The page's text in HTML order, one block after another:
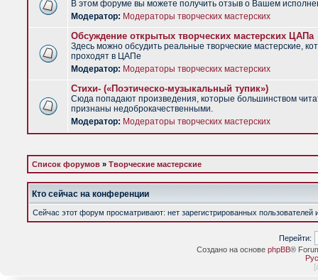
В этом форуме вы можете получить отзыв о Вашем
Модератор: Модераторы творческих мастерских
Обсуждение открытых творческих мастерских ЦАПа
Здесь можно обсудить реальные творческие мастерские,
проходят в ЦАПе
Модератор: Модераторы творческих мастерских
Стихи- («Поэтическо-музыкальный тупик»)
Сюда попадают произведения, которые большинством
признаны недоброкачественными.
Модератор: Модераторы творческих мастерских
Список форумов » Творческие мастерские
Кто сейчас на конференции
Сейчас этот форум просматривают: нет зарегистрированных пользователей
Перейти:
Создано на основе phpBB®
[